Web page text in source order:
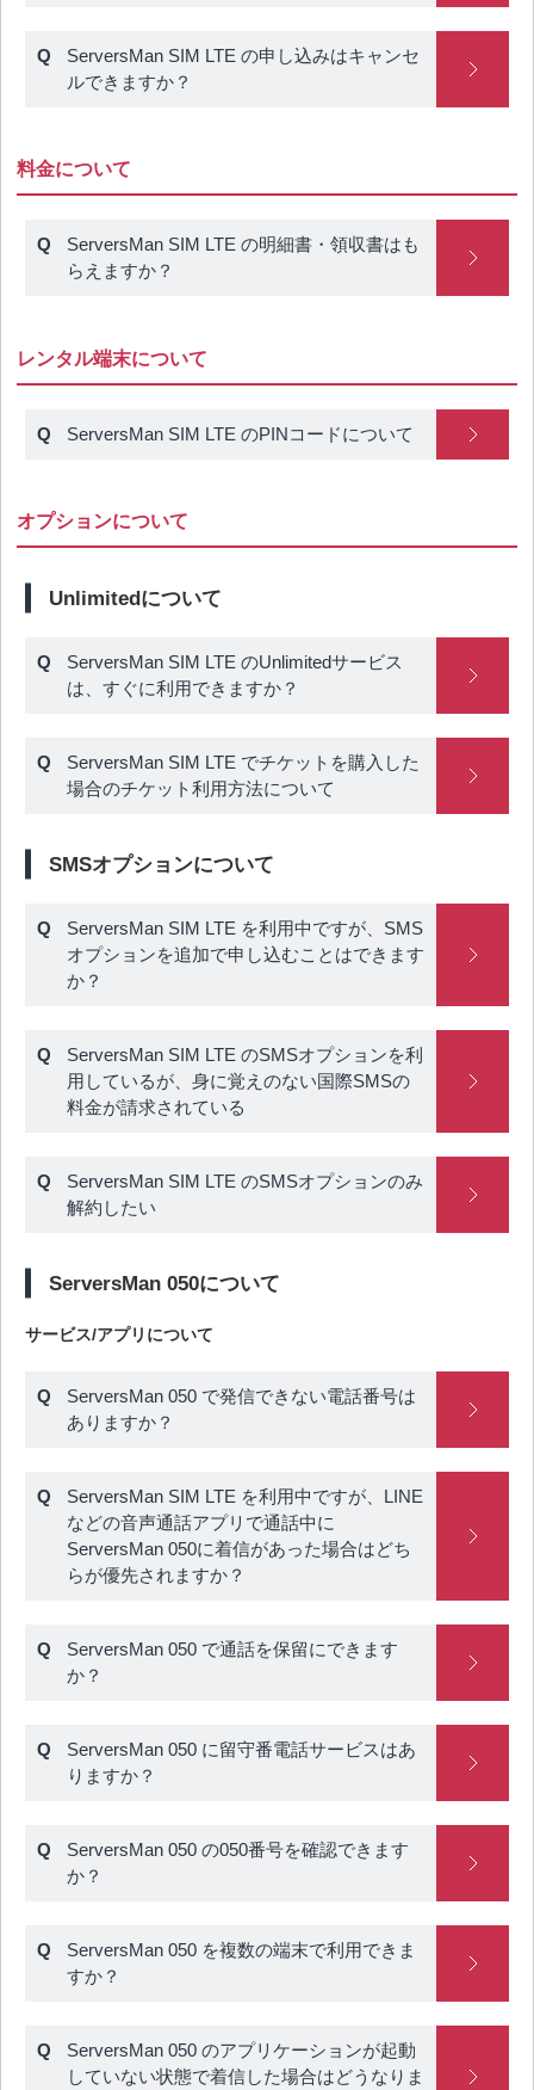
ServersMan SIM LTE の申し込みはキャンセ
ルできますか？
料金について
ServersMan SIM LTE の明細書・領収書はも
らえますか？
レンタル端末について
ServersMan SIM LTE のPINコードについて
オプションについて
Unlimitedについて
ServersMan SIM LTE のUnlimitedサービス
は、すぐに利用できますか？
ServersMan SIM LTE でチケットを購入した
場合のチケット利用方法について
SMSオプションについて
ServersMan SIM LTE を利用中ですが、SMS
オプションを追加で申し込むことはできます
か？
ServersMan SIM LTE のSMSオプションを利
用しているが、身に覚えのない国際SMSの
料金が請求されている
ServersMan SIM LTE のSMSオプションのみ
解約したい
ServersMan 050について
サービス/アプリについて
ServersMan 050 で発信できない電話番号は
ありますか？
ServersMan SIM LTE を利用中ですが、LINE
などの音声通話アプリで通話中に
ServersMan 050に着信があった場合はどち
らが優先されますか？
ServersMan 050 で通話を保留にできます
か？
ServersMan 050 に留守番電話サービスはあ
りますか？
ServersMan 050 の050番号を確認できます
か？
ServersMan 050 を複数の端末で利用できま
すか？
ServersMan 050 のアプリケーションが起動
していない状態で着信した場合はどうなりま